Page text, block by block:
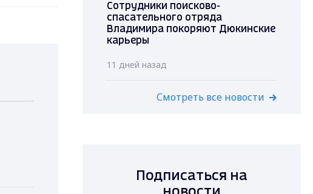
Сотрудники поисково-
спасательного отряда
Владимира покоряют Дюкинские
карьеры
11 дней назад
Смотреть все новости
Подписаться на